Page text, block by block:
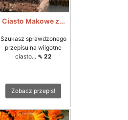
Ciasto Makowe z...
Szukasz sprawdzonego
przepisu na wilgotne
ciasto... ⇖ 22
Zobacz przepis!